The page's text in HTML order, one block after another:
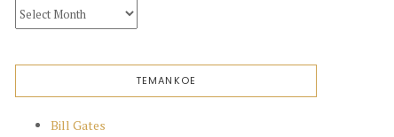
Archives
TEMANKOE
Bill Gates